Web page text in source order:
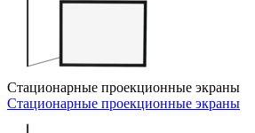
Стационарные проекционные экраны
Стационарные проекционные экраны